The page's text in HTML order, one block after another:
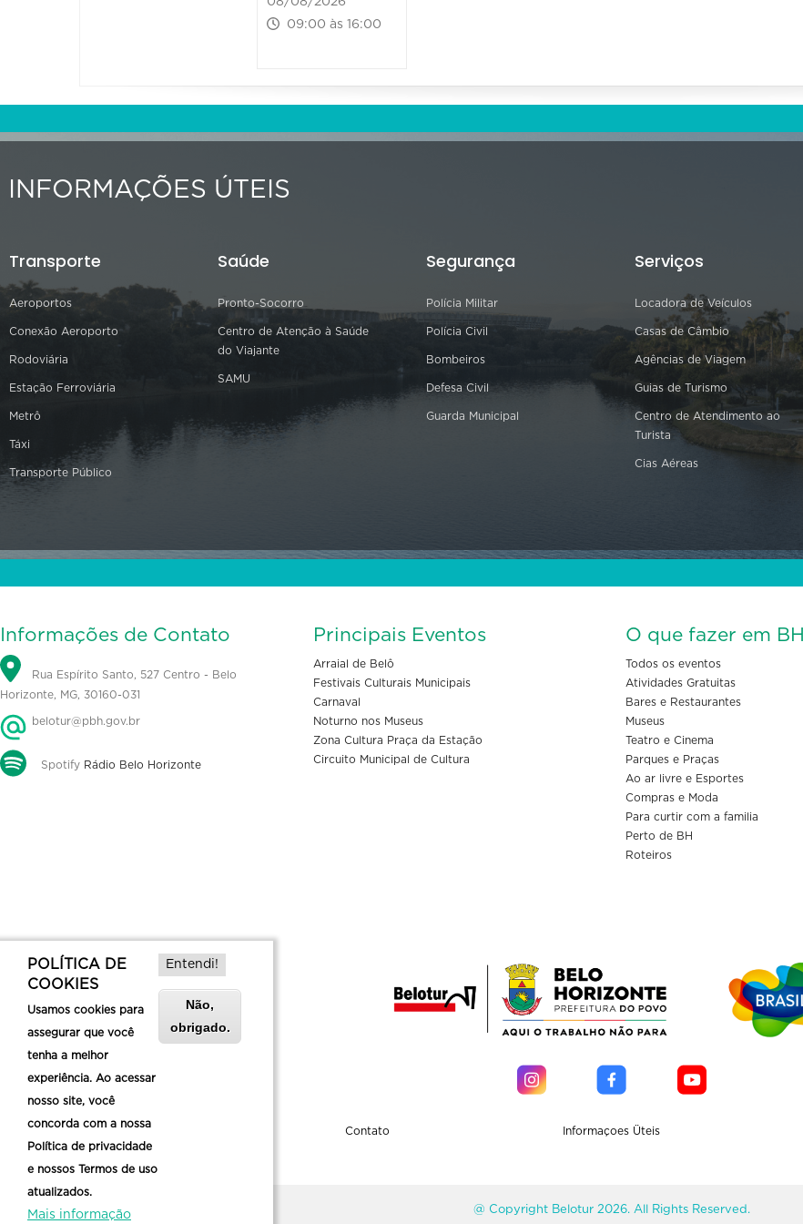
09:00 às 16:00
INFORMAÇÕES ÚTEIS
Transporte
Aeroportos
Conexão Aeroporto
Rodoviária
Estação Ferroviária
Metrô
Táxi
Transporte Público
Saúde
Pronto-Socorro
Centro de Atenção à Saúde
do Viajante
SAMU
Segurança
Polícia Militar
Polícia Civil
Bombeiros
Defesa Civil
Guarda Municipal
Serviços
Locadora de Veículos
Casas de Câmbio
Agências de Viagem
Guias de Turismo
Centro de Atendimento ao
Turista
Cias Aéreas
Informações de Contato
Rua Espírito Santo, 527 Centro - Belo
Horizonte, MG, 30160-031
belotur@pbh.gov.br
Spotify Rádio Belo Horizonte
Principais Eventos
Arraial de Belô
Festivais Culturais Municipais
Carnaval
Noturno nos Museus
Zona Cultura Praça da Estação
Circuito Municipal de Cultura
O que fazer em BH
Todos os eventos
Atividades Gratuitas
Bares e Restaurantes
Museus
Teatro e Cinema
Parques e Praças
Ao ar livre e Esportes
Compras e Moda
Para curtir com a familia
Perto de BH
Roteiros
Sobre a Belotur Contato Informaçoes Üteis
@ Copyright Belotur 2026. All Rights Reserved.
POLÍTICA DE
COOKIES
Usamos cookies para
assegurar que você
tenha a melhor
experiência. Ao acessar
nosso site, você
concorda com a nossa
Política de privacidade
e nossos Termos de uso
atualizados.
Mais informação
Entendi!
Não,
obrigado.